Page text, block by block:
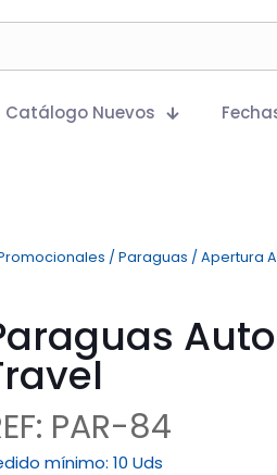
Catálogo Nuevos
/ Paraguas / Apertura
PAR-84
mínimo: 10 Uds